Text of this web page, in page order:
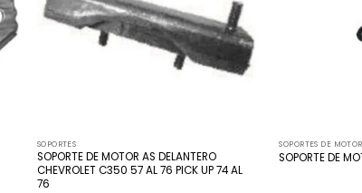
SOPORTES
SOPORTE DE MOTOR AS DELANTERO
CHEVROLET C350 57 AL 76 PICK UP 74 AL
76
SOPORTES DE MOTOR
SOPORTE DE